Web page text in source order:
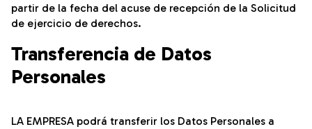
partir de la fecha del acuse de recepción de la Solicitud
de ejercicio de derechos.
Transferencia de Datos
Personales
LA EMPRESA podrá transferir los Datos Personales a